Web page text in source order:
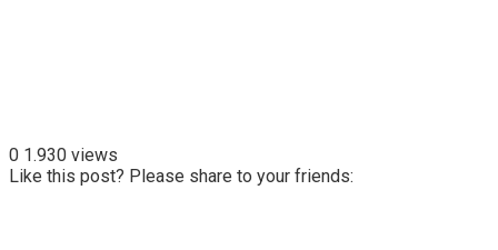
0 1.930 views
Like this post? Please share to your friends: